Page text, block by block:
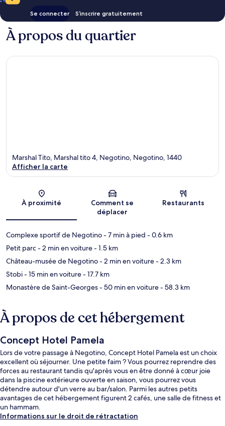
Se connecter S’inscrire gratuitement
À propos du quartier
Carte
Marshal Tito, Marshal tito 4, Negotino, Negotino, 1440
Afficher la carte
À proximité
Comment se
déplacer
Restaurants
Complexe sportif de Negotino- 7 min à pied - 0.6 km
Petit parc- 2 min en voiture- 1.5 km
Château-musée de Negotino- 2 min en voiture- 2.3 km
Stobi- 15 min en voiture- 17.7 km
Monastère de Saint-Georges- 50 min en voiture- 58.3 km
À propos de cet hébergement
Concept Hotel Pamela
Lors de votre passage à Negotino, Concept Hotel Pamela est un choix
excellent où séjourner. Une petite faim ? Vous pourrez reprendre des
forces au restaurant tandis qu'après vous en être donné à cœur joie
dans la piscine extérieure ouverte en saison, vous pourrez vous
détendre autour d'un verre au bar/salon. Parmi les autres petits
avantages de cet hébergement figurent 2 cafés, une salle de fitness et
un hammam.
Informations sur le droit de rétractation